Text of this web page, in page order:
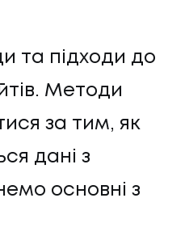
та підходи до
Методи
за тим, як
дані з
основні з